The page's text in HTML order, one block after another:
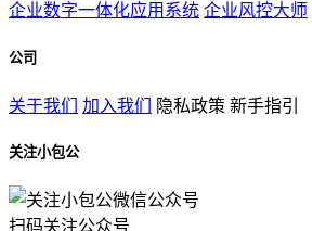
企业数字一体化应用系统 企业风控大师
公司
关于我们 加入我们 隐私政策 新手指引
关注小包公
扫码关注公众号